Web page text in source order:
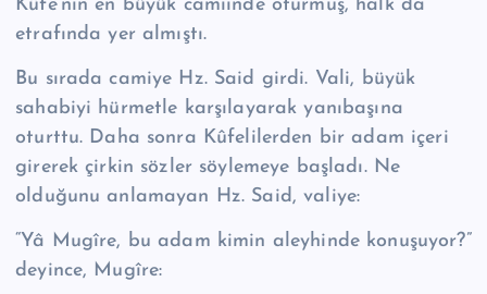
Kûfe’nin en büyük camiinde oturmuş, halk da
etrafında yer almıştı.
Bu sırada camiye Hz. Said girdi. Vali, büyük
sahabiyi hürmetle karşılayarak yanı­ba­şına
oturttu. Daha sonra Kûfelilerden bir adam içeri
girerek çirkin sözler söylemeye başladı. Ne
olduğunu anlamayan Hz. Said, valiye:
“Yâ Mugîre, bu adam kimin aleyhinde konuşuyor?”
deyince, Mugîre: